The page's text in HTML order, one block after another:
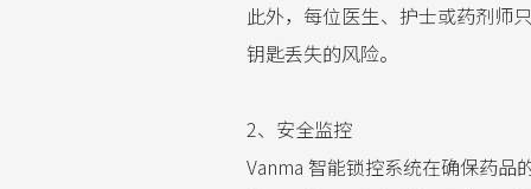
此外，每位医生、护士或药剂师
钥匙丢失的风险。
2、安全监控
Vanma 智能锁控系统在确保药品